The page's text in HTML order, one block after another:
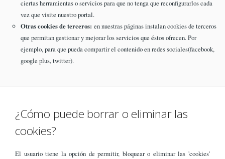
ciertas herramientas o servicios para que no tenga que reconfigurarlos cada
vez que visite nuestro portal.
Otras cookies de terceros: en nuestras páginas instalan cookies de terceros
que permitan gestionar y mejorar los servicios que éstos ofrecen. Por
ejemplo, para que pueda compartir el contenido en redes sociales(facebook,
google plus, twitter).
¿Cómo puede borrar o eliminar las
cookies?
El usuario tiene la opción de permitir, bloquear o eliminar las 'cookies'